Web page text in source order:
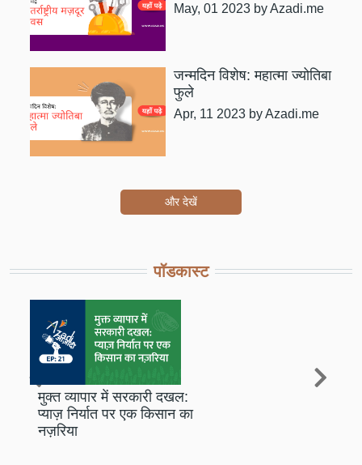
May, 01 2023 by Azadi.me
जन्मदिन विशेष: महात्मा ज्योतिबा
फुले
Apr, 11 2023 by Azadi.me
और देखें
पॉडकास्ट
मुक्त व्यापार में सरकारी दखल:
प्याज़ निर्यात पर एक किसान का
नज़रिया